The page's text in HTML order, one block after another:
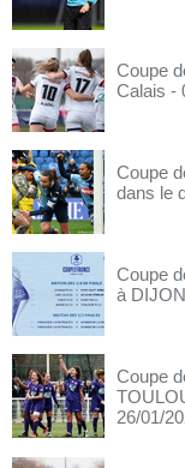
Coupe
Calais -
Coupe
dans le
Coupe
à DIJON
Coupe
26/01/